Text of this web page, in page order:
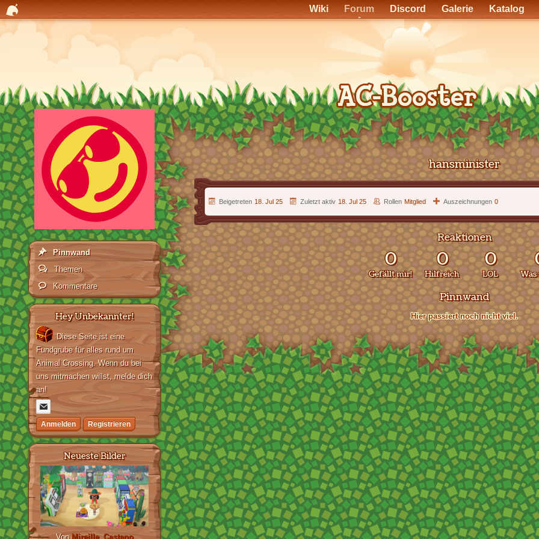
Wiki Forum Discord Galerie Katalog
Pinnwand
Themen
Kommentare
Hey Unbekannter!
Diese Seite ist eine
Fundgrube für alles rund um
Animal Crossing. Wenn du bei
uns mitmachen willst, melde dich
an!
Anmelden Registrieren
Neueste Bilder
Von Mireille_Castano
hansminister
Beigetreten 18. Jul 25 Zuletzt aktiv 18. Jul 25 Rollen Mitglied Auszeichnungen 0
Reaktionen
0
Gefällt mir!
0
Hilfreich
0
LOL Was
Pinnwand
Hier passiert noch nicht viel.